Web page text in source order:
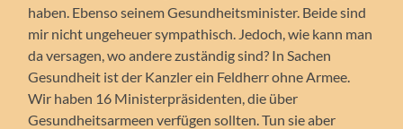
haben. Ebenso seinem Gesundheitsminister. Beide sind
mir nicht ungeheuer sympathisch. Jedoch, wie kann man
da versagen, wo andere zuständig sind? In Sachen
Gesundheit ist der Kanzler ein Feldherr ohne Armee.
Wir haben 16 Ministerpräsidenten, die über
Gesundheitsarmeen verfügen sollten. Tun sie aber